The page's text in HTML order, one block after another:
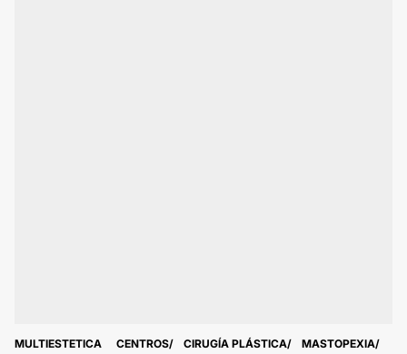
MULTIESTETICA CENTROS CIRUGÍA PLÁSTICA
MASTOPEXIA